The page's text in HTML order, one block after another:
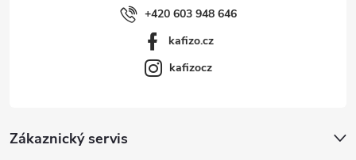
Zákaznický servis
+420 603 948 646
kafizo.cz
kafizocz